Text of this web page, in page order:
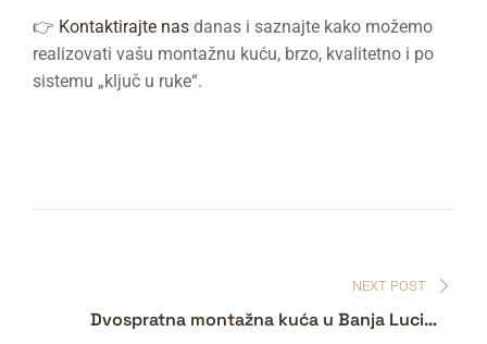
👉 Kontaktirajte nas danas i saznajte kako možemo
realizovati vašu montažnu kuću, brzo, kvalitetno i po
sistemu „ključ u ruke“.
NEXT POST
Dvospratna montažna kuća u Banja Luci –